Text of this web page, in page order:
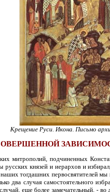
Крещение Руси. Икона. Письмо
митрополий, подчиненных
князей и иерархов и
тогдашних первосвятителей
два случая самостоятельного
еще более замечательный, -